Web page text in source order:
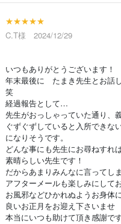
★★★★★
C.T様 2024/12/29
いつもありがとうございます！
年末最後に たまき先生とお話
笑
経過報告として…
先生がおっしゃっていた通り、
ぐずぐずしていると入所できな
になりそうです。
どんな事にも先生にお尋ねすれ
素晴らしい先生です！
だからあまりみんなに言ってし
アフターメールも楽しみにして
お風邪などひかれぬようお身体
良いお正月をお迎え下さいませ
本当にいつも助けて頂き感謝で